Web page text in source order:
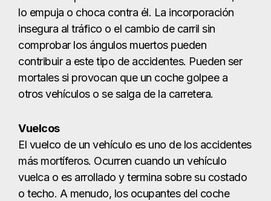
lo empuja o choca contra él. La incorporación
insegura al tráfico o el cambio de carril sin
comprobar los ángulos muertos pueden
contribuir a este tipo de accidentes. Pueden ser
mortales si provocan que un coche golpee a
otros vehículos o se salga de la carretera.
Vuelcos
El vuelco de un vehículo es uno de los accidentes
más mortíferos. Ocurren cuando un vehículo
vuelca o es arrollado y termina sobre su costado
o techo. A menudo, los ocupantes del coche